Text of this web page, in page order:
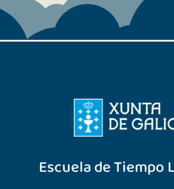
Escuela de Tiempo